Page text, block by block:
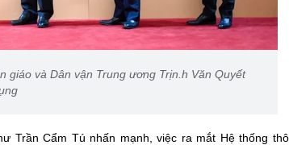
giáo và Dân vận Trung ương Trịn.h Văn Quyết
Trần Cẩm Tú nhấn mạnh, việc ra mắt Hệ thống